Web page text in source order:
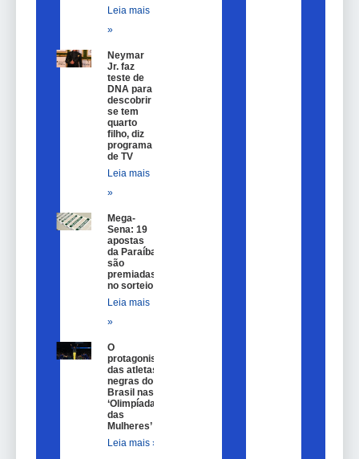
Leia mais
»
Neymar
Jr. faz
teste de
DNA para
descobrir
se tem
quarto
filho, diz
programa
de TV
Leia mais
»
Mega-
Sena: 19
apostas
da Paraíba
são
premiadas
no sorteio
Leia mais
»
O
protagonismo
das atletas
negras do
Brasil nas
‘Olimpíadas
das
Mulheres’
Leia mais »